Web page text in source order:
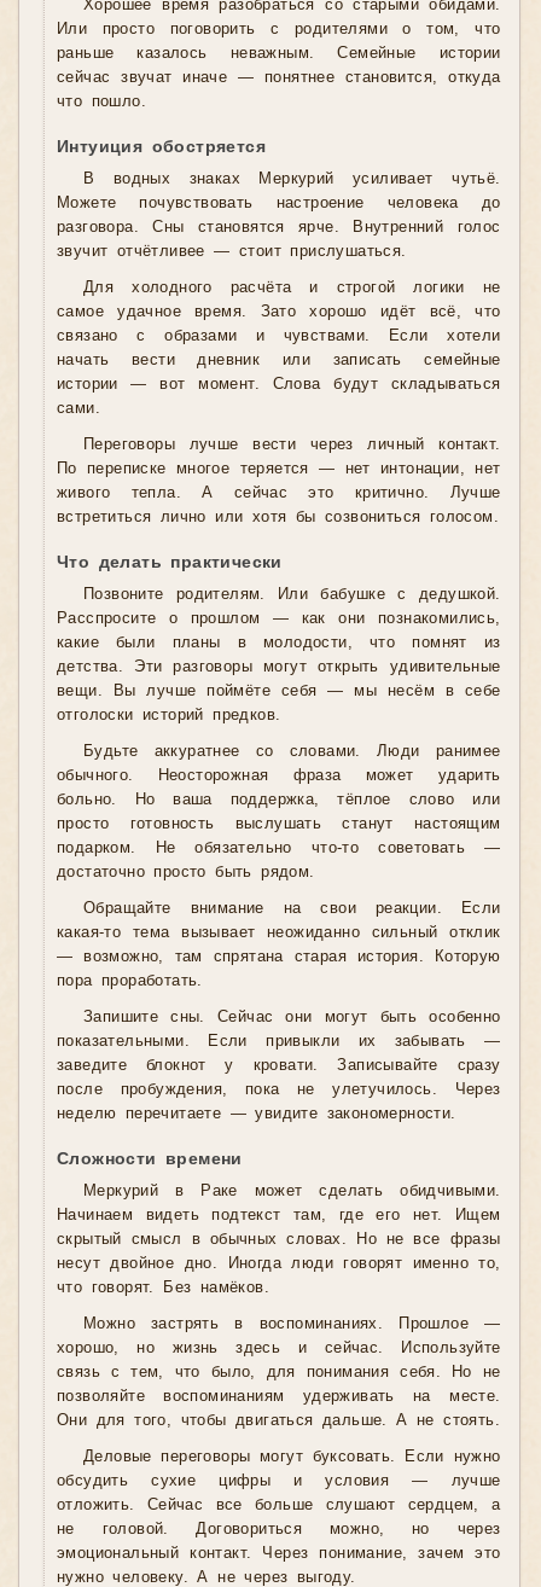
Хорошее время разобраться со старыми обидами.
Или просто поговорить с родителями о том, что
раньше казалось неважным. Семейные истории
сейчас звучат иначе — понятнее становится, откуда
что пошло.
Интуиция обостряется
В водных знаках Меркурий усиливает чутьё.
Можете почувствовать настроение человека до
разговора. Сны становятся ярче. Внутренний голос
звучит отчётливее — стоит прислушаться.
Для холодного расчёта и строгой логики не
самое удачное время. Зато хорошо идёт всё, что
связано с образами и чувствами. Если хотели
начать вести дневник или записать семейные
истории — вот момент. Слова будут складываться
сами.
Переговоры лучше вести через личный контакт.
По переписке многое теряется — нет интонации, нет
живого тепла. А сейчас это критично. Лучше
встретиться лично или хотя бы созвониться голосом.
Что делать практически
Позвоните родителям. Или бабушке с дедушкой.
Расспросите о прошлом — как они познакомились,
какие были планы в молодости, что помнят из
детства. Эти разговоры могут открыть удивительные
вещи. Вы лучше поймёте себя — мы несём в себе
отголоски историй предков.
Будьте аккуратнее со словами. Люди ранимее
обычного. Неосторожная фраза может ударить
больно. Но ваша поддержка, тёплое слово или
просто готовность выслушать станут настоящим
подарком. Не обязательно что-то советовать —
достаточно просто быть рядом.
Обращайте внимание на свои реакции. Если
какая-то тема вызывает неожиданно сильный отклик
— возможно, там спрятана старая история. Которую
пора проработать.
Запишите сны. Сейчас они могут быть особенно
показательными. Если привыкли их забывать —
заведите блокнот у кровати. Записывайте сразу
после пробуждения, пока не улетучилось. Через
неделю перечитаете — увидите закономерности.
Сложности времени
Меркурий в Раке может сделать обидчивыми.
Начинаем видеть подтекст там, где его нет. Ищем
скрытый смысл в обычных словах. Но не все фразы
несут двойное дно. Иногда люди говорят именно то,
что говорят. Без намёков.
Можно застрять в воспоминаниях. Прошлое —
хорошо, но жизнь здесь и сейчас. Используйте
связь с тем, что было, для понимания себя. Но не
позволяйте воспоминаниям удерживать на месте.
Они для того, чтобы двигаться дальше. А не стоять.
Деловые переговоры могут буксовать. Если нужно
обсудить сухие цифры и условия — лучше
отложить. Сейчас все больше слушают сердцем, а
не головой. Договориться можно, но через
эмоциональный контакт. Через понимание, зачем это
нужно человеку. А не через выгоду.